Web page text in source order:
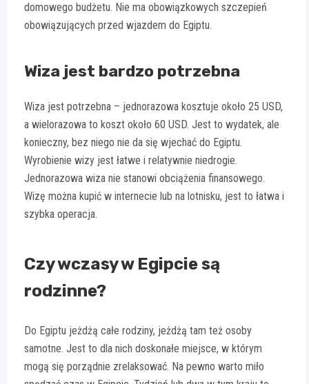
domowego budżetu. Nie ma obowiązkowych szczepień
obowiązujących przed wjazdem do Egiptu.
Wiza jest bardzo potrzebna
Wiza jest potrzebna – jednorazowa kosztuje około 25 USD,
a wielorazowa to koszt około 60 USD. Jest to wydatek, ale
konieczny, bez niego nie da się wjechać do Egiptu.
Wyrobienie wizy jest łatwe i relatywnie niedrogie.
Jednorazowa wiza nie stanowi obciążenia finansowego.
Wizę można kupić w internecie lub na lotnisku, jest to łatwa i
szybka operacja.
Czy wczasy w Egipcie są
rodzinne?
Do Egiptu jeżdżą całe rodziny, jeżdżą tam też osoby
samotne. Jest to dla nich doskonałe miejsce, w którym
mogą się porządnie zrelaksować. Na pewno warto miło